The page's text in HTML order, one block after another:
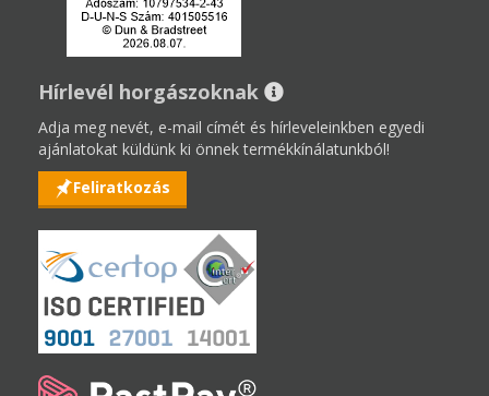
Hírlevél horgászoknak
Adja meg nevét, e-mail címét és hírleveleinkben egyedi
ajánlatokat küldünk ki önnek termékkínálatunkból!
Feliratkozás